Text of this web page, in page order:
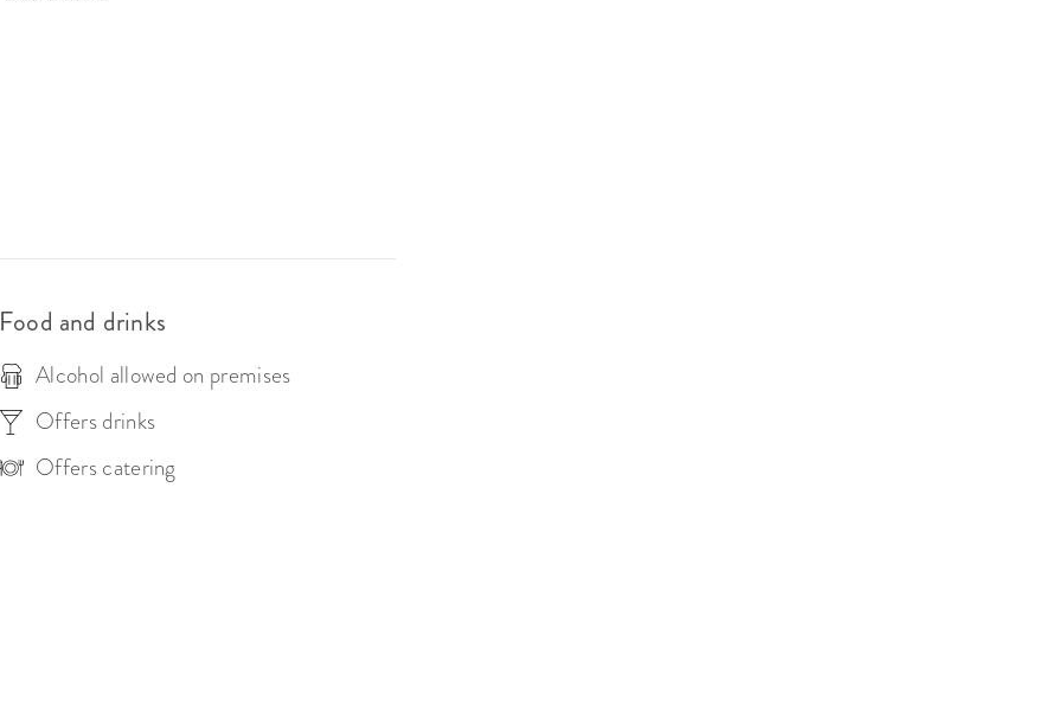
Food and drinks
Alcohol allowed on premises
Offers drinks
Offers catering